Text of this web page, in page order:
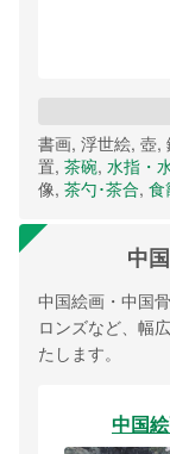
書画, 浮世絵, 壺,
置, 茶碗, 水指・
像, 茶勺･茶合, 食
中
中国絵画・中国
ロンズなど、幅
たします。
中国